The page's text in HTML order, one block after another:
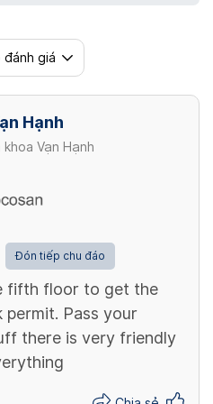
giá
Hạnh
Vạn Hạnh
Đón tiếp chu đáo
fifth floor to get the
Pass your
there is very friendly